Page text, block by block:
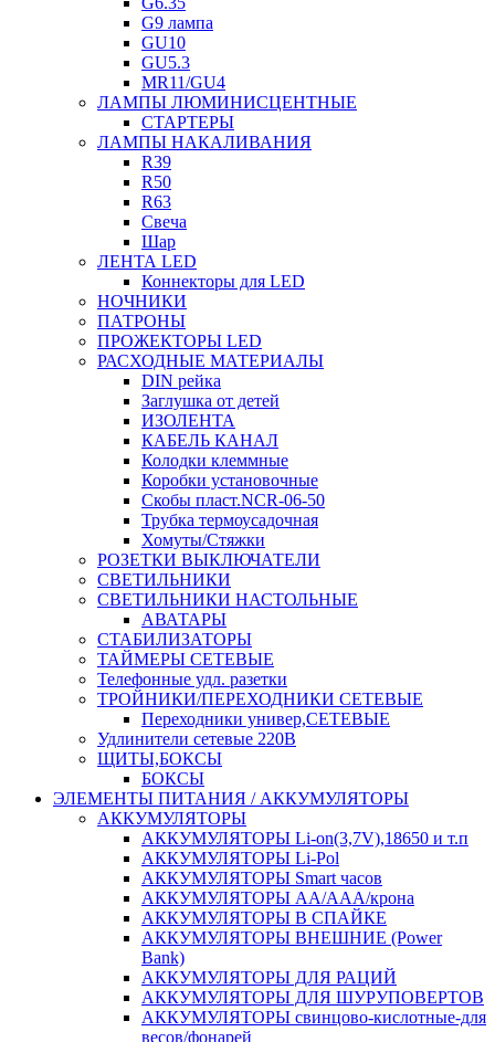
G9 лампа
GU10
GU5.3
MR11/GU4
ЛАМПЫ ЛЮМИНИСЦЕНТНЫЕ
СТАРТЕРЫ
ЛАМПЫ НАКАЛИВАНИЯ
R39
R50
R63
Свеча
Шар
ЛЕНТА LED
Коннекторы для LED
НОЧНИКИ
ПАТРОНЫ
ПРОЖЕКТОРЫ LED
РАСХОДНЫЕ МАТЕРИАЛЫ
DIN рейка
Заглушка от детей
ИЗОЛЕНТА
КАБЕЛЬ КАНАЛ
Колодки клеммные
Коробки установочные
Скобы пласт.NCR-06-50
Трубка термоусадочная
Хомуты/Стяжки
РОЗЕТКИ ВЫКЛЮЧАТЕЛИ
СВЕТИЛЬНИКИ
СВЕТИЛЬНИКИ НАСТОЛЬНЫЕ
АВАТАРЫ
СТАБИЛИЗАТОРЫ
ТАЙМЕРЫ СЕТЕВЫЕ
Телефонные удл. разетки
ТРОЙНИКИ/ПЕРЕХОДНИКИ СЕТЕВЫЕ
Переходники универ,СЕТЕВЫЕ
Удлинители сетевые 220В
ЩИТЫ,БОКСЫ
БОКСЫ
ЭЛЕМЕНТЫ ПИТАНИЯ / АККУМУЛЯТОРЫ
АККУМУЛЯТОРЫ
АККУМУЛЯТОРЫ Li-on(3,7V),18650 и т.п
АККУМУЛЯТОРЫ Li-Pol
АККУМУЛЯТОРЫ Smart часов
АККУМУЛЯТОРЫ АА/ААА/крона
АККУМУЛЯТОРЫ В СПАЙКЕ
АККУМУЛЯТОРЫ ВНЕШНИЕ (Power
Bank)
АККУМУЛЯТОРЫ ДЛЯ РАЦИЙ
АККУМУЛЯТОРЫ ДЛЯ ШУРУПОВЕРТОВ
АККУМУЛЯТОРЫ свинцово-кислотные-для
весов/фонарей